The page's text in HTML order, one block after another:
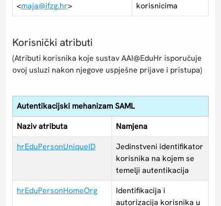
<maja@ifzg.hr>
korisnicima
Korisnički atributi
(Atributi korisnika koje sustav AAI@EduHr isporučuje
ovoj usluzi nakon njegove uspješne prijave i pristupa)
Autentikacijski mehanizam SAML
Naziv atributa
Namjena
hrEduPersonUniqueID
Jedinstveni identifikator
korisnika na kojem se
temelji autentikacija
hrEduPersonHomeOrg
Identifikacija i
autorizacija korisnika u